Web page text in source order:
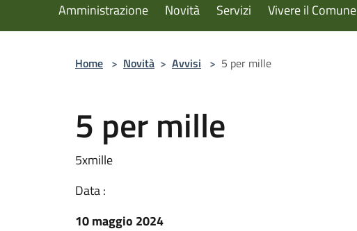
Amministrazione Novità Servizi Vivere il Comune
Home > Novità > Avvisi > 5 per mille
5 per mille
5xmille
Data :
10 maggio 2024